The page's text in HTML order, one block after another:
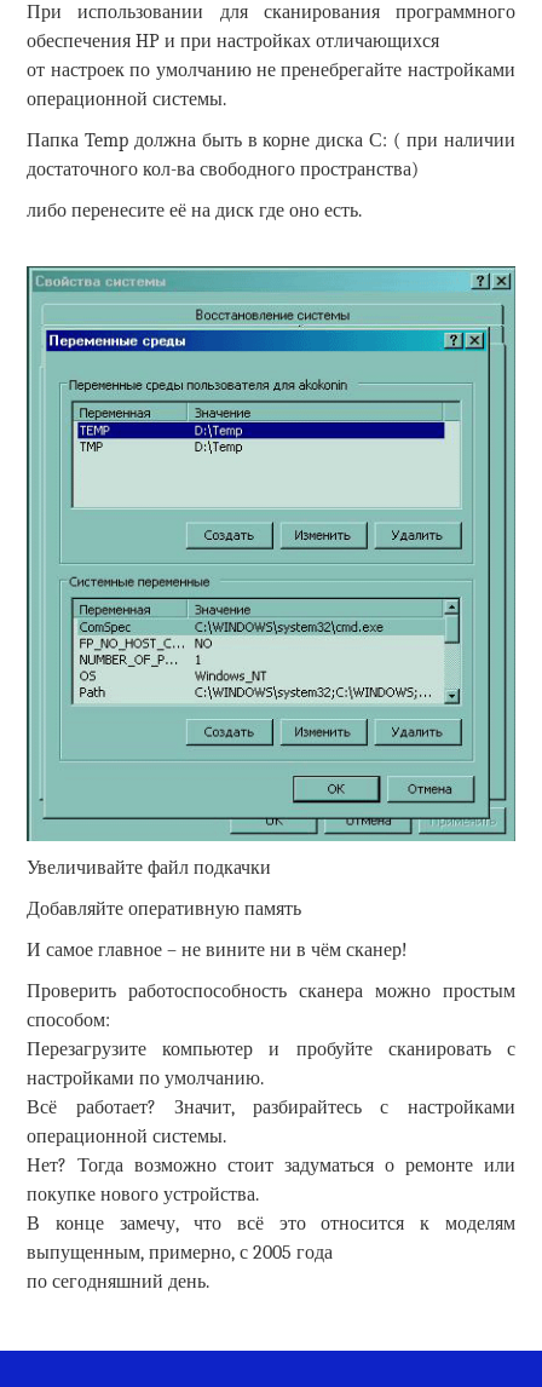
При использовании для сканирования программного
обеспечения HP и при настройках отличающихся
от настроек по умолчанию не пренебрегайте настройками
операционной системы.
Папка Temp должна быть в корне диска С: ( при наличии
достаточного кол-ва свободного пространства)
либо перенесите её на диск где оно есть.
Увеличивайте файл подкачки
Добавляйте оперативную память
И самое главное – не вините ни в чём сканер!
Проверить работоспособность сканера можно простым
способом:
Перезагрузите компьютер и пробуйте сканировать с
настройками по умолчанию.
Всё работает? Значит, разбирайтесь с настройками
операционной системы.
Нет? Тогда возможно стоит задуматься о ремонте или
покупке нового устройства.
В конце замечу, что всё это относится к моделям
выпущенным, примерно, с 2005 года
по сегодняшний день.